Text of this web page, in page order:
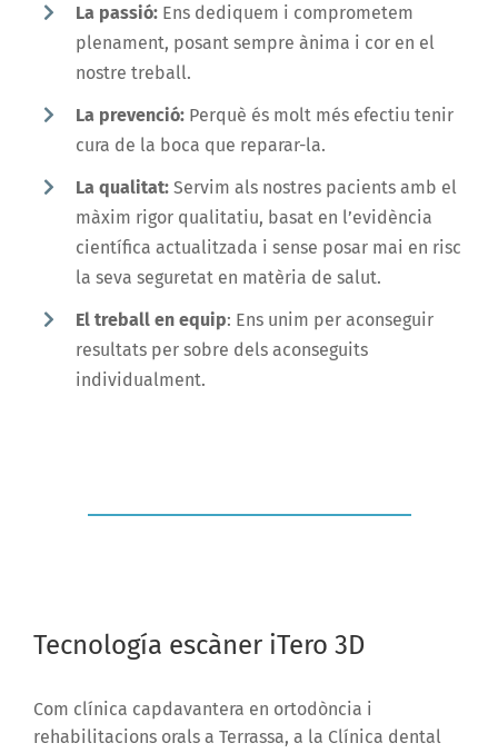
La passió: Ens dediquem i comprometem
plenament, posant sempre ànima i cor en el
nostre treball.
La prevenció: Perquè és molt més efectiu tenir
cura de la boca que reparar-la.
La qualitat: Servim als nostres pacients amb el
màxim rigor qualitatiu, basat en l’evidència
científica actualitzada i sense posar mai en risc
la seva seguretat en matèria de salut.
El treball en equip: Ens unim per aconseguir
resultats per sobre dels aconseguits
individualment.
Tecnología escàner iTero 3D
Com clínica capdavantera en ortodòncia i
rehabilitacions orals a Terrassa, a la Clínica dental